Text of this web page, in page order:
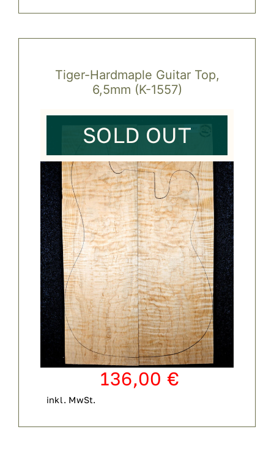
Tiger-Hardmaple Guitar Top,
6,5mm (K-1557)
SOLD OUT
136,00€
inkl. MwSt.